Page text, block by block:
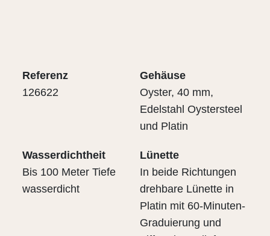
Referenz
126622
Gehäuse
Oyster, 40 mm,
Edelstahl Oystersteel
und Platin
Wasserdichtheit
Bis 100 Meter Tiefe
wasserdicht
Lünette
In beide Richtungen
drehbare Lünette in
Platin mit 60-Minuten-
Graduierung und